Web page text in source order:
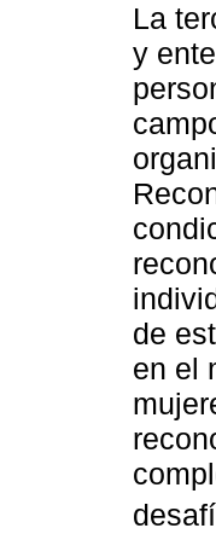
La
y
de
en el